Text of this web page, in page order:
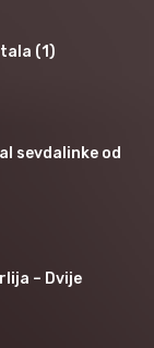
(1)
sevdalinke od
– Dvije